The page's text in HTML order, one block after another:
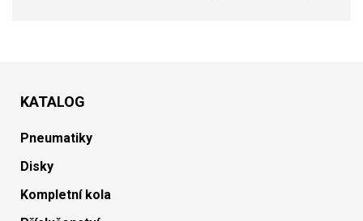
KATALOG
Pneumatiky
Disky
Kompletní kola